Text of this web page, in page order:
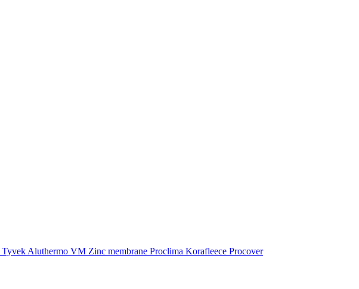
Tyvek Aluthermo VM Zinc membrane Proclima Korafleece Procover